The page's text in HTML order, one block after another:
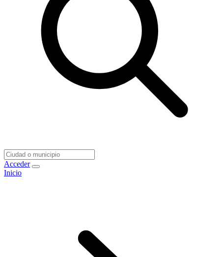
Acceder
Inicio